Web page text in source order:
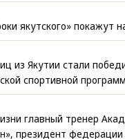
якутского» покажут
из Якутии стали
спортивной
главный тренер
президент федерации